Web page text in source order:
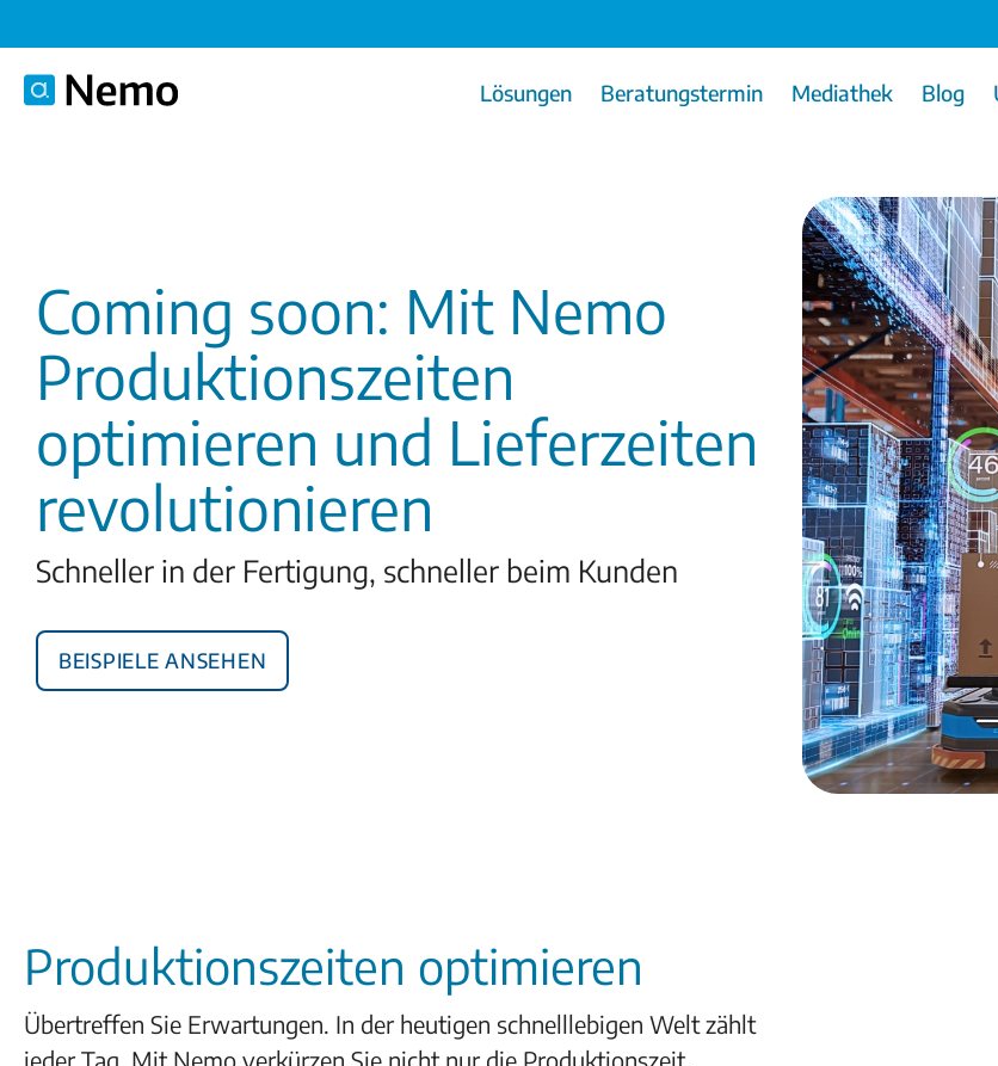
Lösungen Beratungstermin Mediathek Blog
Coming soon: Mit Nemo
Produktionszeiten
optimieren und Lieferzeiten
revolutionieren
Schneller in der Fertigung, schneller beim Kunden
Beispiele ansehen
Produktionszeiten optimieren
Übertreffen Sie Erwartungen. In der heutigen schnelllebigen Welt zählt
jeder Tag. Mit Nemo verkürzen Sie nicht nur die Produktionszeit,